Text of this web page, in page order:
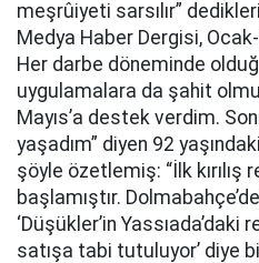
meşrûiyeti sarsılır”
Medya Haber Dergisi,
Her darbe döneminde
uygulamalara da şahit
Mayıs’a destek verdim.
yaşadım” diyen 92
şöyle özetlemiş: “İlk kırılış
başlamıştır.
‘Düşükler’in
satışa tabi tutuluyor’ diye